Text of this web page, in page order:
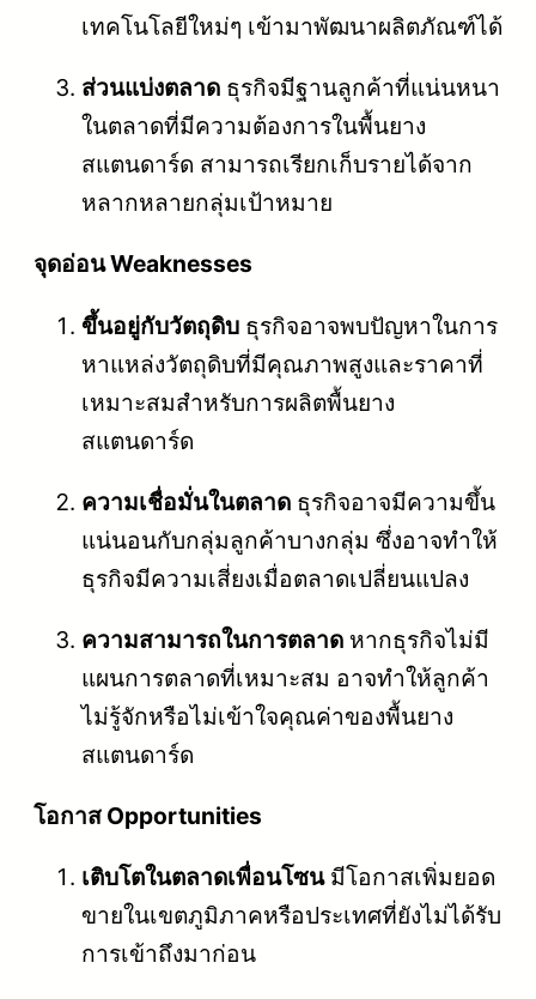
เทคโนโลยีใหม่ๆ เข้ามาพัฒนาผลิตภัณฑ์ได้
ส่วนแบ่งตลาด ธุรกิจมีฐานลูกค้าที่แน่นหนา
ในตลาดที่มีความต้องการในพื้นยาง
สแตนดาร์ด สามารถเรียกเก็บรายได้จาก
หลากหลายกลุ่มเป้าหมาย
จุดอ่อน Weaknesses
ขึ้นอยู่กับวัตถุดิบ ธุรกิจอาจพบปัญหาในการ
หาแหล่งวัตถุดิบที่มีคุณภาพสูงและราคาที่
เหมาะสมสำหรับการผลิตพื้นยาง
สแตนดาร์ด
ความเชื่อมั่นในตลาด ธุรกิจอาจมีความขึ้น
แน่นอนกับกลุ่มลูกค้าบางกลุ่ม ซึ่งอาจทำให้
ธุรกิจมีความเสี่ยงเมื่อตลาดเปลี่ยนแปลง
ความสามารถในการตลาด หากธุรกิจไม่มี
แผนการตลาดที่เหมาะสม อาจทำให้ลูกค้า
ไม่รู้จักหรือไม่เข้าใจคุณค่าของพื้นยาง
สแตนดาร์ด
โอกาส Opportunities
เติบโตในตลาดเพื่อนโซนมีโอกาสเพิ่มยอด
ขายในเขตภูมิภาคหรือประเทศที่ยังไม่ได้รับ
การเข้าถึงมาก่อน